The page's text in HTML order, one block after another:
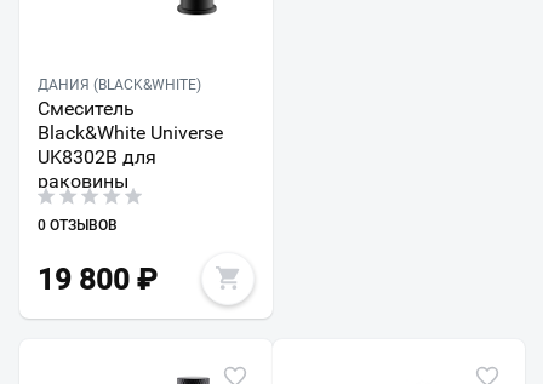
ДАНИЯ (BLACK&WHITE)
Смеситель
Black&White Universe
UK8302B для
раковины
0 ОТЗЫВОВ
19 800 ₽